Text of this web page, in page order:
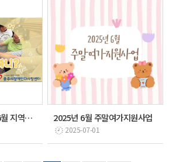
주말여가지원사업 [6월 지역문화체험: 지역문화탐방&공연… 2025년 6월 주말여가지원사업
2025-07-01